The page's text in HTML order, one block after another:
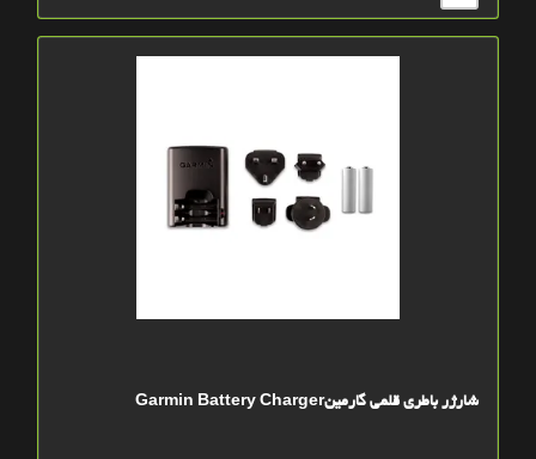
شارژر باطری قلمی گارمینGarmin Battery Charger